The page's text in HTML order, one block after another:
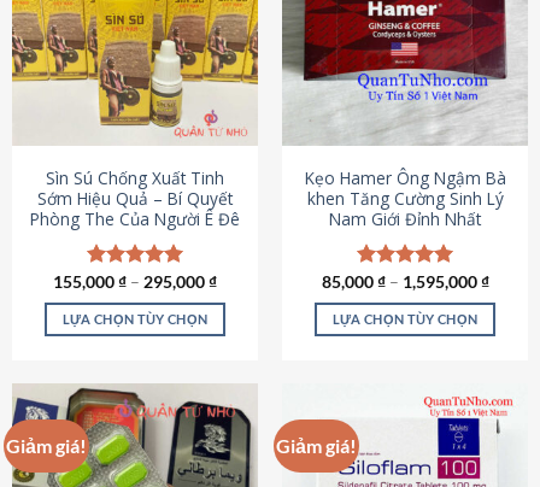
thể.
Các
tùy
chọn
có
thể
được
chọn
trên
trang
sản
phẩm
Sìn Sú Chống Xuất Tinh
Sớm Hiệu Quả – Bí Quyết
Phòng The Của Người Ê Đê
Được xếp
hạng4.95
5 sao
155,000₫ – 295,000₫
LỰA CHỌN TÙY CHỌN
này
có
nhiều
biến
Kẹo Hamer Ông Ngậm Bà
khen Tăng Cường Sinh Lý
Nam Giới Đỉnh Nhất
Được xếp
hạng5.00
5 sao
85,000₫– 1,595,000₫
LỰA CHỌN TÙY CHỌN
này
nhiều
biến
Giảm giá! Giảm giá!